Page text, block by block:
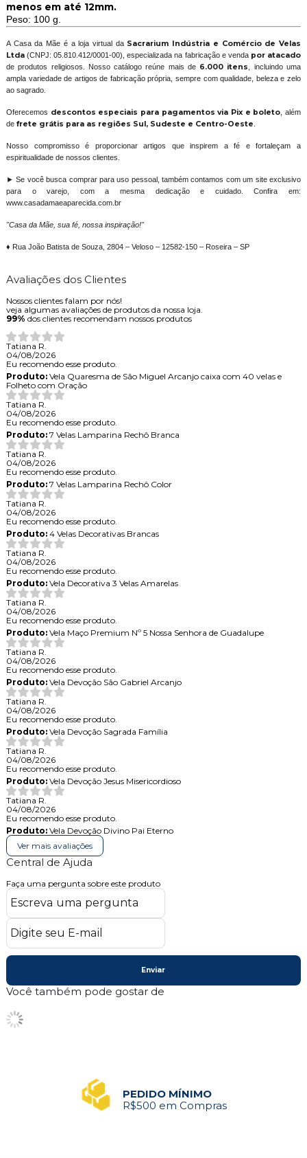
menos em até 12mm.
Peso: 100 g.
A Casa da Mãe é a loja virtual daSacrarium Indústria e Comércio de Velas
Ltda(CNPJ: 05.810.412/0001-00), especializada na fabricação e venda por atacado
de produtos religiosos. Nosso catálogo reúne mais de 6.000 itens
, incluindo uma
ampla variedade de artigos de fabricação própria, sempre com qualidade, beleza e zelo
ao sagrado.
Oferecemos descontos especiais para pagamentos via Pix e boleto , além
de frete grátis para as regiões Sul, Sudeste e Centro-Oeste
Nosso compromisso é proporcionar artigos que inspirem a fé e fortaleçam a
espiritualidade de nossos clientes.
► Se você busca comprar para uso pessoal, também contamos com um site exclusivo
para o varejo, com a mesma dedicação e cuidado. Confira em:
www.casadamaeaparecida.com.br
"Casa da Mãe, sua fé, nossa inspiração!"
♦ Rua João Batista de Souza, 2804 – Veloso – 12582-150 – Roseira – SP
Avaliações dos Clientes
Nossos clientes falam por nós!
veja algumas avaliações de produtos da nossa loja.
99% dos clientes recomendam nossos produtos
Tatiana R.
04/08/2026
Eu recomendo esse produto.
Produto:Vela Quaresma de São Miguel Arcanjo caixa com 40 velas e
Folheto com Oração
Tatiana R.
04/08/2026
Eu recomendo esse produto.
Produto:7 Velas Lamparina Rechô Branca
Tatiana R.
04/08/2026
Eu recomendo esse produto.
Produto:7 Velas Lamparina Rechô Color
Tatiana R.
04/08/2026
Eu recomendo esse produto.
Produto:4 Velas Decorativas Brancas
Tatiana R.
04/08/2026
Eu recomendo esse produto.
Produto:Vela Decorativa 3 Velas Amarelas
Tatiana R.
04/08/2026
Eu recomendo esse produto.
Produto:Vela Maço Premium Nº 5 Nossa Senhora de Guadalupe
Tatiana R.
04/08/2026
Eu recomendo esse produto.
Produto:Vela Devoção São Gabriel Arcanjo
Tatiana R.
04/08/2026
Eu recomendo esse produto.
Produto:Vela Devoção Sagrada Família
Tatiana R.
04/08/2026
Eu recomendo esse produto.
Produto:Vela Devoção Jesus Misericordioso
Tatiana R.
04/08/2026
Eu recomendo esse produto.
Produto:Vela Devoção Divino Pai Eterno
Ver mais avaliações
Central de Ajuda
Faça uma pergunta sobre este produto
Enviar
Você também pode gostar de
PEDIDO MÍNIMO
R$500 em Compras